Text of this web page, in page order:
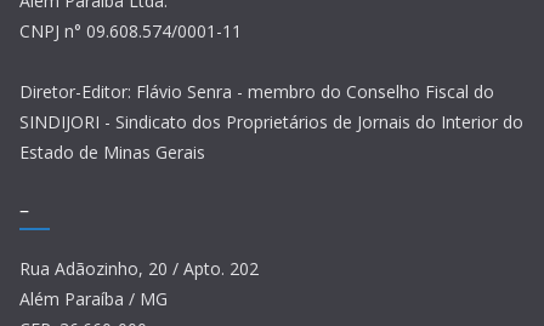
CNPJ n° 09.608.574/0001-11
Diretor-Editor: Flávio Senra - membro do Conselho Fiscal do
SINDIJORI - Sindicato dos Proprietários de Jornais do Interior do
Estado de Minas Gerais
–
Rua Adãozinho, 20 / Apto. 202
Além Paraíba / MG